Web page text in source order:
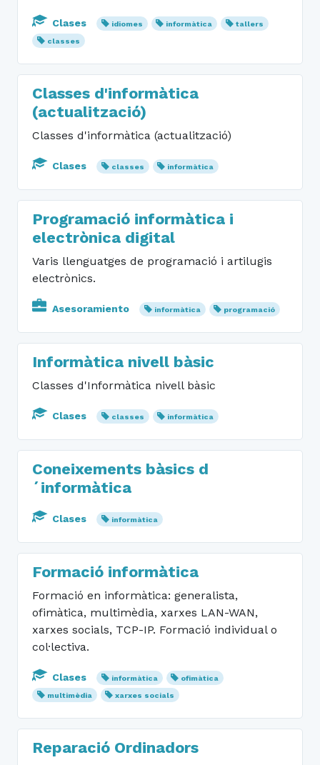
Clases idiomes informàtica
tallers
classes
Classes d'informàtica
(actualització)
Classes d'informàtica (actualització)
Clases classes informàtica
Programació informàtica i
electrònica digital
Varis llenguatges de programació i artilugis
electrònics.
Asesoramiento informàtica programació
Informàtica nivell bàsic
Classes d'Informàtica nivell bàsic
Clases classes informàtica
Coneixements bàsics d
´informàtica
Clases informàtica
Formació informàtica
Formació en informàtica: generalista,
ofimàtica, multimèdia, xarxes LAN-WAN,
xarxes socials, TCP-IP. Formació individual o
col·lectiva.
Clases informàtica
ofimàtica
multimèdia
xarxes socials
Reparació Ordinadors